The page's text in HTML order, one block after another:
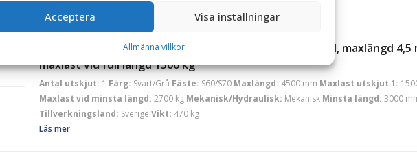
Acceptera Visa inställningar
Allmänna villkor
BSM Verkstads
Kranarm 4,5 m – mekanisk, fäste S60/S70-kombi, 2-delad, maxlängd 4,5
maxlast vid full längd 1500 kg
Antal utskjut: 1 Färg: Svart/Grå Fäste: S60/S70 Maxlängd: 4500 mm Maxlast utskjut 1:
Maxlast vid minsta längd: 2700 kg Mekanisk/Hydraulisk: Mekanisk Minsta längd: 3000
Tillverkningsland: Sverige Vikt: 470 kg
Läs mer